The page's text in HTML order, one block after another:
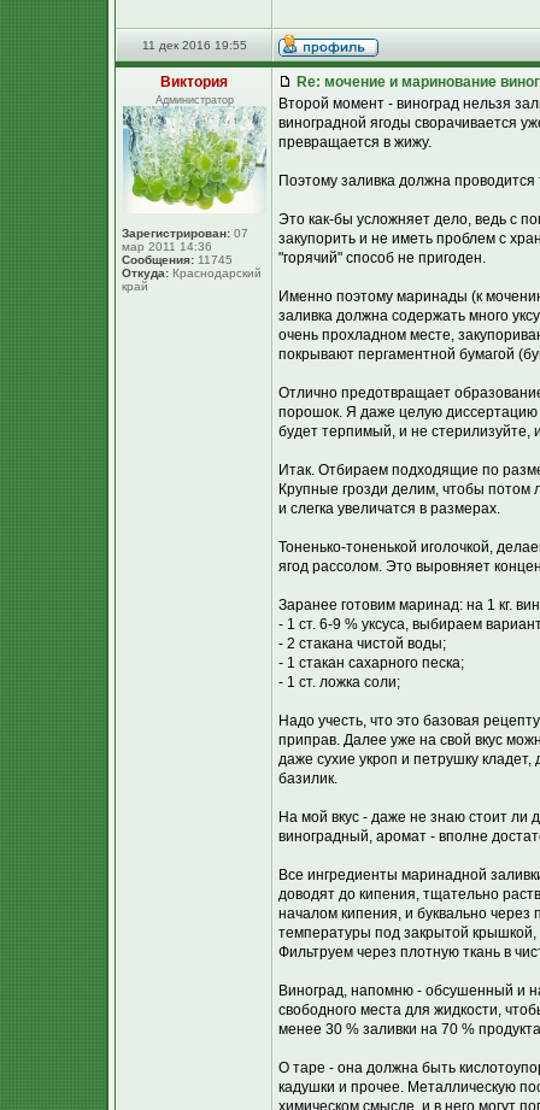
11 дек 2016 19:55
Виктория
Администратор
Зарегистрирован: 07
мар 2011 14:36
Сообщения: 11745
Откуда: Краснодарский
край
Re: мочение и маринование
Второй момент - виноград нельзя
виноградной ягоды сворачивается
превращается в жижу.
Поэтому заливка должна
Это как-бы усложняет дело, ведь с
закупорить и не иметь проблем с
"горячий" способ не пригоден.
Именно поэтому маринады (к
заливка должна содержать много
очень прохладном месте,
покрывают пергаментной бумагой
Отлично предотвращает
порошок. Я даже целую диссертацию
будет терпимый, и не стерилизуйте,
Итак. Отбираем подходящие по
Крупные грозди делим, чтобы потом
и слегка увеличатся в размерах.
Тоненько-тоненькой иголочкой,
ягод рассолом. Это выровняет
Заранее готовим маринад: на 1 кг.
- 1 ст. 6-9 % уксуса, выбираем
- 2 стакана чистой воды;
- 1 стакан сахарного песка;
- 1 ст. ложка соли;
Надо учесть, что это базовая
приправ. Далее уже на свой вкус
даже сухие укроп и петрушку
базилик.
На мой вкус - даже не знаю стоит ли
виноградный, аромат - вполне
Все ингредиенты маринадной
доводят до кипения, тщательно
началом кипения, и буквально
температуры под закрытой
Фильтруем через плотную ткань в
Виноград, напомню - обсушенный и
свободного места для жидкости,
менее 30 % заливки на 70 %
О таре - она должна быть
кадушки и прочее. Металлическую
химическом смысле, и в него могут